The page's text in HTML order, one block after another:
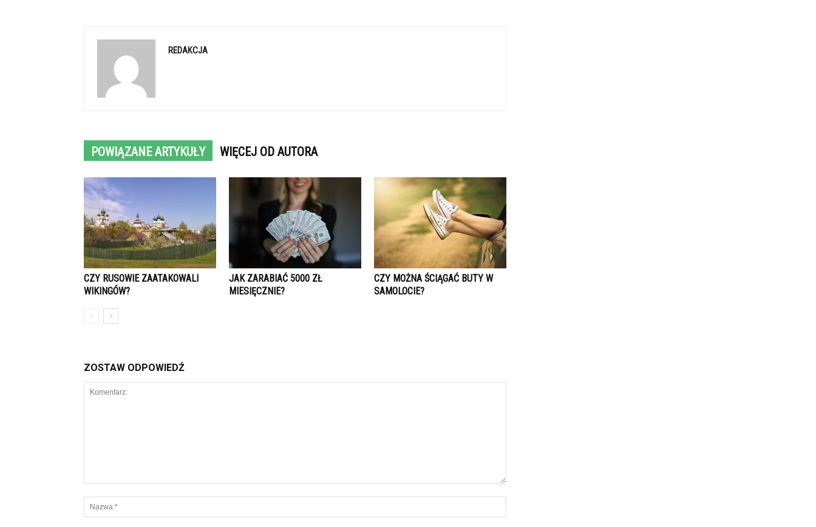
REDAKCJA
POWIĄZANE ARTYKUŁY WIĘCEJ OD AUTORA
CZY RUSOWIE ZAATAKOWALI
WIKINGÓW?
JAK ZARABIAĆ 5000 ZŁ
MIESIĘCZNIE?
CZY MOŻNA ŚCIĄGAĆ BUTY W
SAMOLOCIE?
ZOSTAW ODPOWIEDŹ